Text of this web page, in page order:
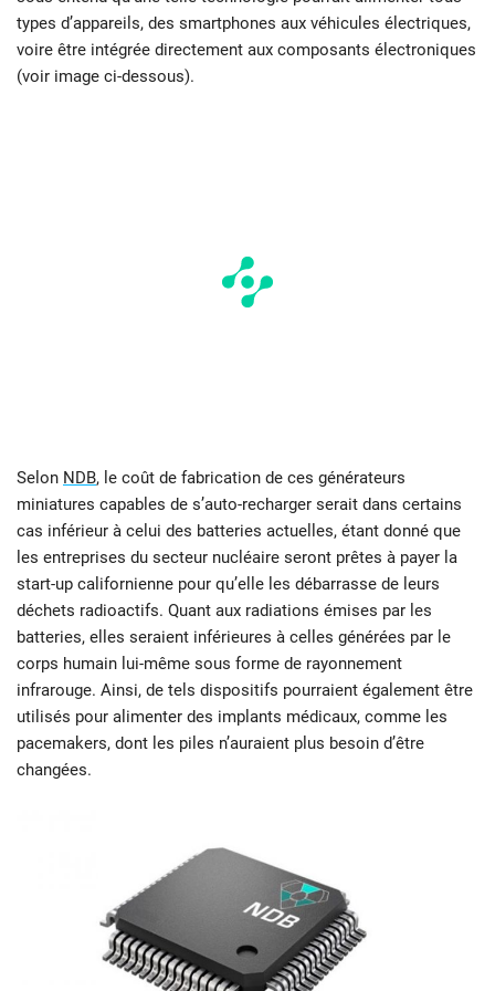
types d’appareils, des smartphones aux véhicules électriques,
voire être intégrée directement aux composants électroniques
(voir image ci-dessous).
Selon NDB, le coût de fabrication de ces générateurs
miniatures capables de s’auto-recharger serait dans certains
cas inférieur à celui des batteries actuelles, étant donné que
les entreprises du secteur nucléaire seront prêtes à payer la
start-up californienne pour qu’elle les débarrasse de leurs
déchets radioactifs. Quant aux radiations émises par les
batteries, elles seraient inférieures à celles générées par le
corps humain lui-même sous forme de rayonnement
infrarouge. Ainsi, de tels dispositifs pourraient également être
utilisés pour alimenter des implants médicaux, comme les
pacemakers, dont les piles n’auraient plus besoin d’être
changées.